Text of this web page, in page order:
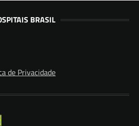
BRASIL
de Privacidade